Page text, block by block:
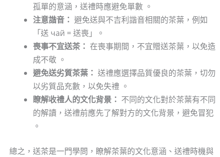
孤單的意涵，送禮時應避免單數 。
注意諧音： 避免送與不吉利諧音相關的茶葉，例如
「送 чай = 送喪」。
喪事不宜送茶： 在喪事期間，不宜贈送茶葉，以免造
成不敬 。
避免送劣質茶葉： 送禮應選擇品質優良的茶葉，切勿
以劣質品充數，以免失禮 。
瞭解收禮人的文化背景： 不同的文化對於茶葉有不同
的解讀，送禮前應先了解對方的文化背景，避免冒犯
。
總之，送茶是一門學問，瞭解茶葉的文化意涵、送禮時機與